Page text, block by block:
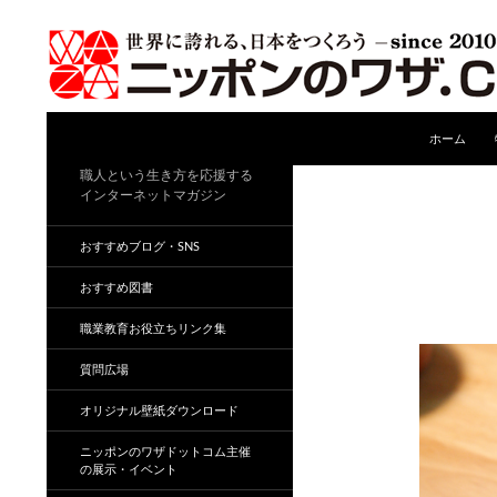
ホーム
職人という生き方を応援する
インターネットマガジン
おすすめブログ・SNS
おすすめ図書
職業教育お役立ちリンク集
質問広場
オリジナル壁紙ダウンロード
ニッポンのワザドットコム主催
の展示・イベント